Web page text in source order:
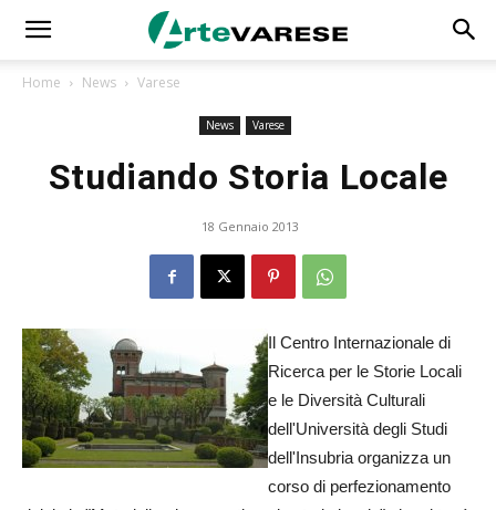
Home News Varese
News Varese
Studiando Storia Locale
18 Gennaio 2013
Il Centro Internazionale di
Ricerca per le Storie Locali
e le Diversità Culturali
dell'Università degli Studi
dell'Insubria organizza un
corso di perfezionamento